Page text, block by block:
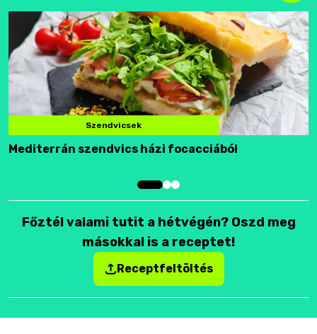
Szendvicsek
Mediterrán szendvics házi focacciából
Főztél valami tutit a hétvégén? Oszd meg
másokkal is a receptet!
Receptfeltöltés